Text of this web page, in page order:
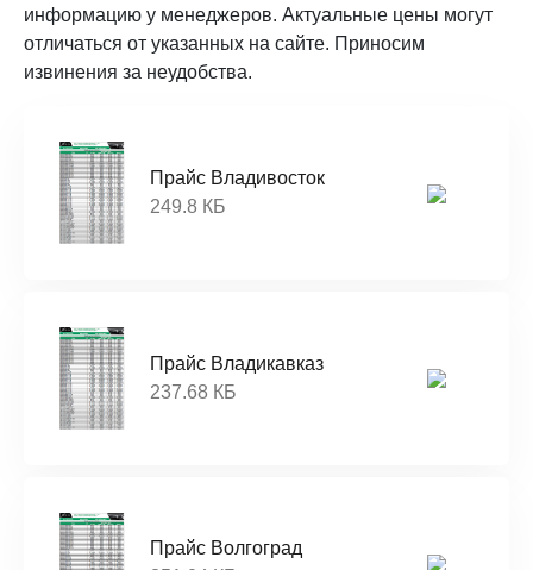
информацию у менеджеров. Актуальные цены могут
отличаться от указанных на сайте. Приносим
извинения за неудобства.
Прайс Владивосток
249.8 КБ
Прайс Владикавказ
237.68 КБ
Прайс Волгоград